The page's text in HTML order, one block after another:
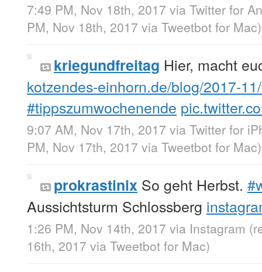
7:49 PM, Nov 18th, 2017 via Twitter for
PM, Nov 18th, 2017 via Tweetbot for Mac)
kriegundfreitag Hier, macht
kotzendes-einhorn.de/blog/2017-
#tippszumwochenende
9:07 AM, Nov 17th, 2017 via Twitter for
PM, Nov 17th, 2017 via Tweetbot for Mac)
prokrastinix So geht Herbst.
Aussichtsturm Schlossberg
1:26 PM, Nov 14th, 2017 via Instagram
16th, 2017 via Tweetbot for Mac)